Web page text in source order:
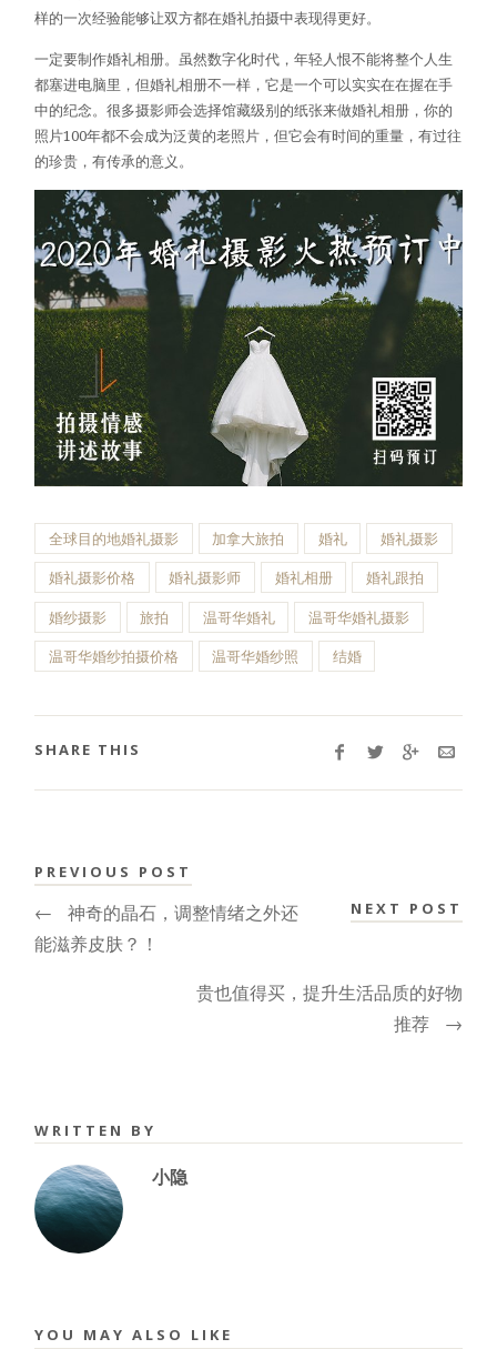
样的一次经验能够让双方都在婚礼拍摄中表现得更好。
一定要制作婚礼相册。虽然数字化时代，年轻人恨不能将整个人生
都塞进电脑里，但婚礼相册不一样，它是一个可以实实在在握在手
中的纪念。很多摄影师会选择馆藏级别的纸张来做婚礼相册，你的
照片100年都不会成为泛黄的老照片，但它会有时间的重量，有过往
的珍贵，有传承的意义。
全球目的地婚礼摄影 加拿大旅拍 婚礼 婚礼摄影
婚礼摄影价格 婚礼摄影师 婚礼相册 婚礼跟拍
婚纱摄影 旅拍 温哥华婚礼 温哥华婚礼摄影
温哥华婚纱拍摄价格 温哥华婚纱照 结婚
SHARE THIS
PREVIOUS POST
←
神奇的晶石，调整情绪之外还
能滋养皮肤？！
NEXT POST
贵也值得买，提升生活品质的好物
推荐
→
WRITTEN BY
小隐
YOU MAY ALSO LIKE